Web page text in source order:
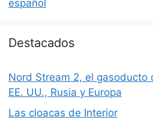
español
Destacados
Nord Stream 2, el gasoducto
EE. UU., Rusia y Europa
Las cloacas de Interior